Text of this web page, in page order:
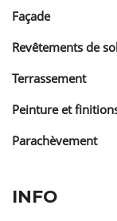
Façade
Revêtements de
Terrassement
Peinture et
Parachèvement
INFO